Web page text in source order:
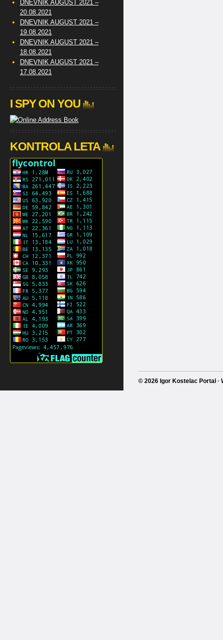
DNEVNIK AUGUST 2021 –
20.08.2021
DNEVNIK AUGUST 2021 –
19.08.2021
DNEVNIK AUGUST 2021 –
18.08.2021
DNEVNIK AUGUST 2021 –
17.08.2021
I SPY ON YOU
KONTROLA LETA
© 2026 Igor Kostelac Portal